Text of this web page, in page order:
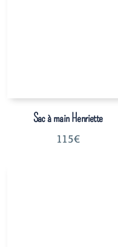
Sac à main Henriette
115€